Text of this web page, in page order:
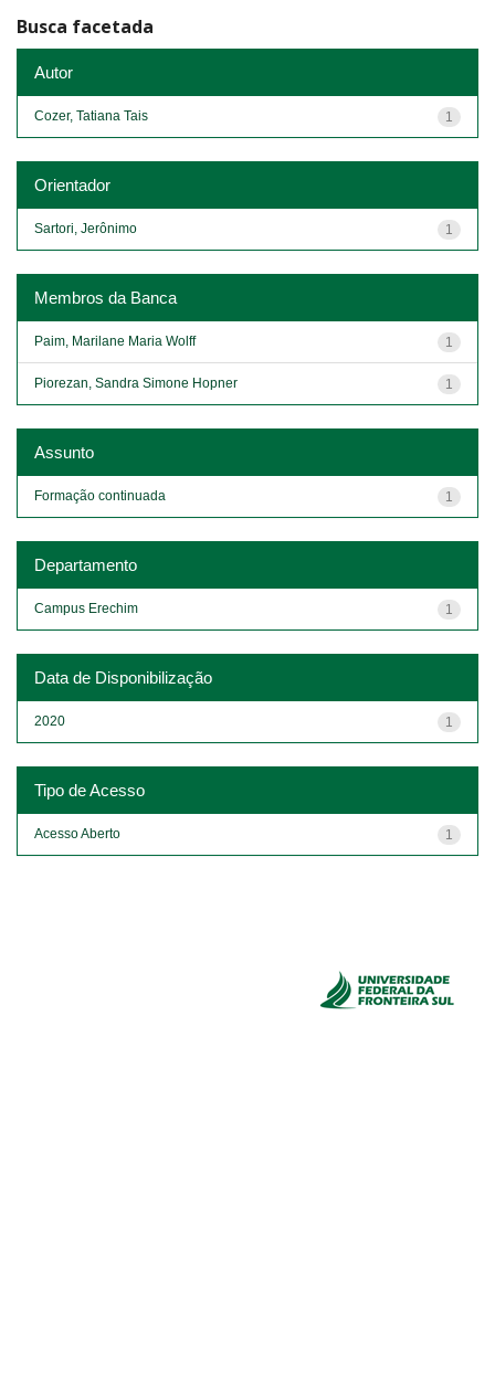
Busca facetada
Autor
1
Cozer, Tatiana Tais
Orientador
1
Sartori, Jerônimo
Membros da Banca
1
Paim, Marilane Maria Wolff
1
Piorezan, Sandra Simone Hopner
Assunto
1
Formação continuada
Departamento
1
Campus Erechim
Data de Disponibilização
1
2020
Tipo de Acesso
1
Acesso Aberto